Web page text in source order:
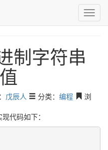
于水。
进制字符串转化为int类型值
制字符串
戊辰人 分类： 编程
浏
代码如下：